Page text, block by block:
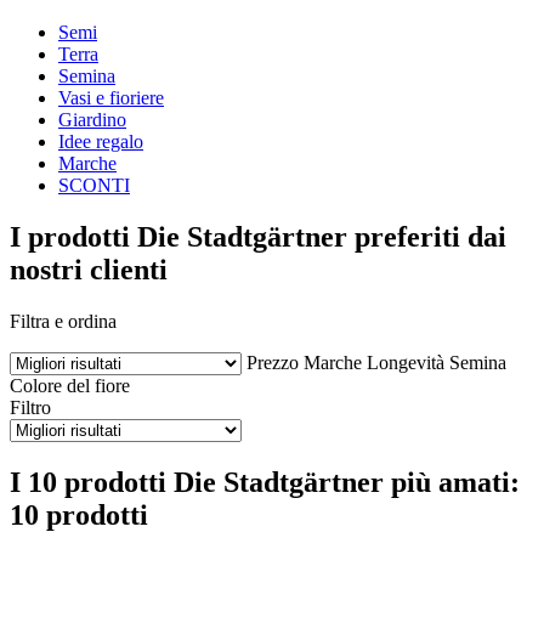
Semi
Terra
Semina
Vasi e fioriere
Giardino
Idee regalo
Marche
SCONTI
I prodotti Die Stadtgärtner preferiti dai
nostri clienti
Filtra e ordina
Prezzo Marche Longevità Semina
Colore del fiore
Filtro
I 10 prodotti Die Stadtgärtner più amati:
10 prodotti